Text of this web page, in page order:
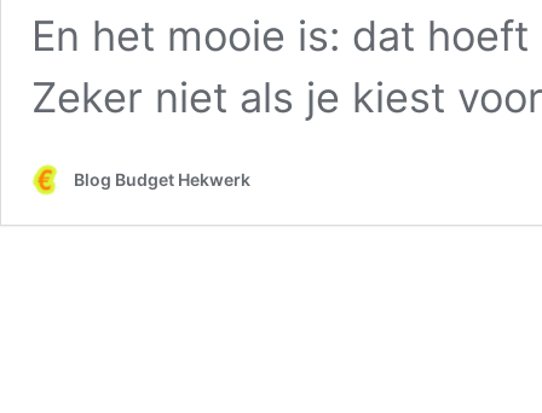
En het mooie is: dat
Zeker niet als je kiest
Blog Budget Hekwerk